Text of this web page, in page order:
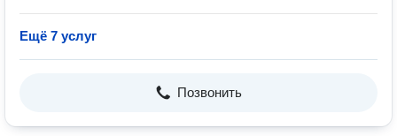
Ещё 7 услуг
Позвонить